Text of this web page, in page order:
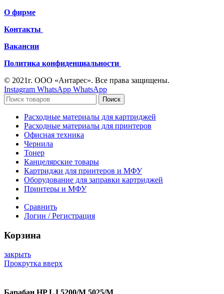
О фирме
Контакты
Вакансии
Политика конфиденциальности
© 2021г. ООО «Антарес». Все права защищены.
Instagram WhatsApp WhatsApp
Поиск
Расходные материалы для картриджей
Расходные материалы для принтеров
Офисная техника
Чернила
Тонер
Канцелярские товары
Картриджи для принтеров и МФУ
Оборудование для заправки картриджей
Принтеры и МФУ
Сравнить
Логин / Регистрация
Корзина
закрыть
Прокрутка вверх
Барабан HP LJ 5200/M 5025/M